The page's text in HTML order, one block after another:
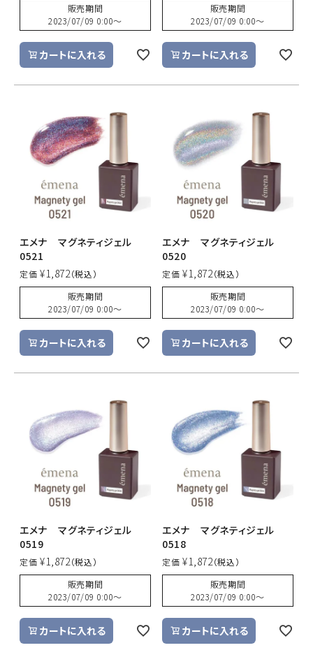
販売期間
2023/07/09 0:00〜
カートに入れる
販売期間
2023/07/09 0:00〜
カートに入れる
エメナ マグネティジェル
0521
定価 ¥1,872
販売期間
2023/07/09 0:00〜
カートに入れる
エメナ マグネティジェル
0520
定価 ¥1,872
販売期間
2023/07/09 0:00〜
カートに入れる
エメナ マグネティジェル
0519
定価 ¥1,872
販売期間
2023/07/09 0:00〜
カートに入れる
エメナ マグネティジェル
0518
定価 ¥1,872
販売期間
2023/07/09 0:00〜
カートに入れる